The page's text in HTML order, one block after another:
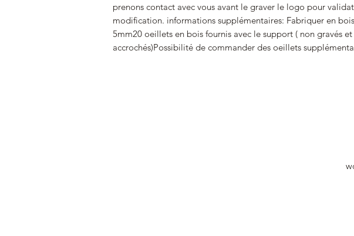
prenons contact avec vous avant le graver le logo pour
modification. informations supplémentaires: Fabriquer en
5mm20 oeillets en bois fournis avec le support ( non gravés
accrochés)Possibilité de commander des oeillets